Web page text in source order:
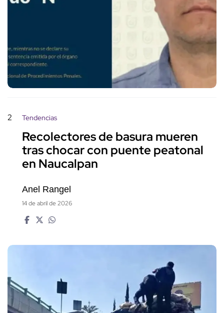
2 Tendencias
Recolectores de basura mueren
tras chocar con puente peatonal
en Naucalpan
Anel Rangel
14 de abril de 2026